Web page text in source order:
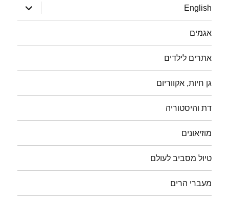
English
הצג
תפריט
אגמים
אתרים לילדים
גן חיות, אקווריום
דת והיסטוריה
מוזיאונים
טיול מסביב לעולם
מעברי הרים